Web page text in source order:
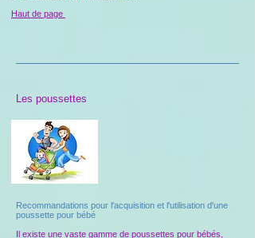
Haut de page
Les poussettes
Recommandations pour l'acquisition et l'utilisation d'une
poussette pour bébé
Il existe une vaste gamme de poussettes pour bébés,